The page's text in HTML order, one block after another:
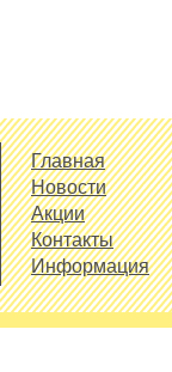
Главная
Новости
Акции
Контакты
Информация